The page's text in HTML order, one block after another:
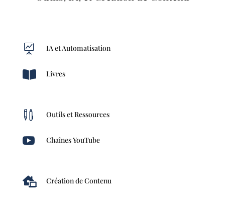
 IA et Automatisation
 Livres
 Outils et Ressources
 Chaînes YouTube
 Création de Contenu